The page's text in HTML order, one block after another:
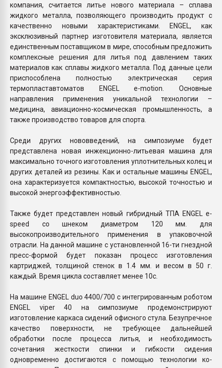
компания, считается литье нового материала – сплава
жидкого металла, позволяющего производить продукт с
качественно новыми характеристиками. ENGEL, как
эксклюзивный партнер изготовителя материала, является
единственным поставщиком в мире, способным предложить
комплексные решения для литья под давлением таких
материалов как сплавы жидкого металла. Под данные цели
приспособлена полностью электрическая серия
термопластавтоматов ENGEL e-motion. Основные
направления применения уникальной технологии –
медицина, авиационно-космическая промышленность, а
также производство товаров для спорта.
Среди других нововведений, на симпозиуме будет
представлена новая инжекционно-литьевая машина для
максимально точного изготовления уплотнительных колец и
других деталей из резины. Как и остальные машины ENGEL,
она характеризуется компактностью, высокой точностью и
высокой энергоэффективностью.
Также будет представлен новый гибридный ТПА ENGEL e-
speed со шнеком диаметром 120 мм. для
высокопроизводительного применения в упаковочной
отрасли. На данной машине с установленной 16-ти гнездной
пресс-формой будет показан процесс изготовления
картриджей, толщиной стенок в 1.4 мм. и весом в 50 г.
каждый. Время цикла составляет менее 10с.
На машине ENGEL duo 4400/700 с интегрированным роботом
ENGEL viper 40 на симпозиуме продемонстрируют
изготовление каркаса сидений офисного стула. Безупречное
качество поверхности, не требующее дальнейшей
обработки после процесса литья, и необходимость
сочетания жесткости спинки и гибкости сидения
одновременно достигаются с помощью технологии ко-